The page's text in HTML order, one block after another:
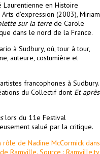
Laurentienne en Histoire
d’expression (2003), Miriam
sur la terrede Carole
dans le nord de la France.
à Sudbury, où, tour à tour,
auteure, costumière et
francophones à Sudbury.
du Collectif dont Et après
lors du 11e Festival
salué par la critique.